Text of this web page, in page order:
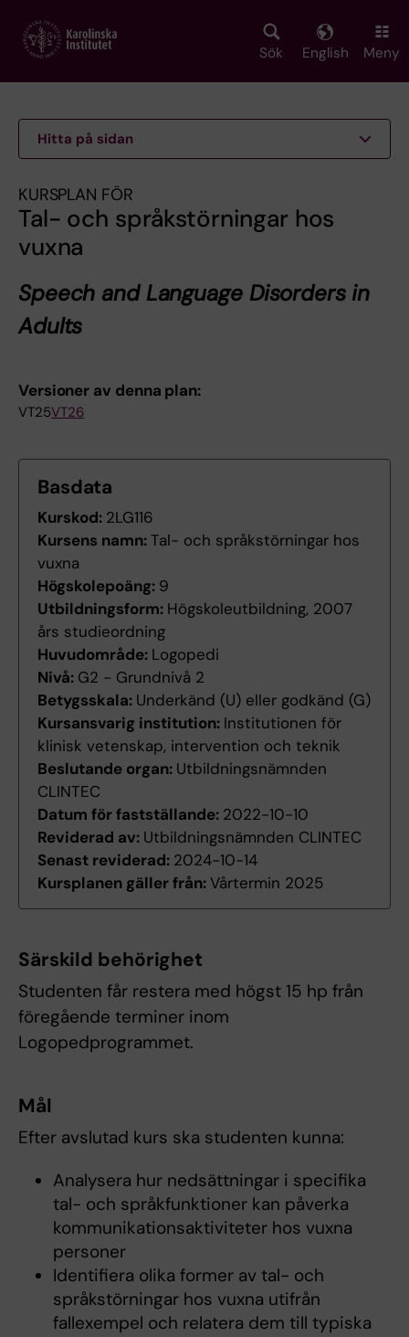
main
Sök English Meny
Hitta på sidan
KURSPLAN FÖR
Tal- och språkstörningar hos
vuxna
Speech and Language Disorders in
Adults
Versioner av denna plan:
VT25VT26
Basdata
Kurskod: 2LG116
Kursens namn:Tal- och språkstörningar hos
vuxna
Högskolepoäng: 9
Utbildningsform: Högskoleutbildning, 2007
års studieordning
Huvudområde: Logopedi
Nivå: G2 - Grundnivå 2
Betygsskala: Underkänd (U) eller godkänd (G)
Kursansvarig institution: Institutionen för
klinisk vetenskap, intervention och teknik
Beslutande organ: Utbildningsnämnden
CLINTEC
Datum för fastställande: 2022-10-10
Reviderad av: Utbildningsnämnden CLINTEC
Senast reviderad: 2024-10-14
Kursplanen gäller från:Vårtermin 2025
Särskild behörighet
Studenten får restera med högst 15 hp från
föregående terminer inom
Logopedprogrammet.
Mål
Efter avslutad kurs ska studenten kunna:
Analysera hur nedsättningar i specifika
tal- och språkfunktioner kan påverka
kommunikationsaktiviteter hos vuxna
personer
Identifiera olika former av tal- och
språkstörningar hos vuxna utifrån
fallexempel och relatera dem till typiska